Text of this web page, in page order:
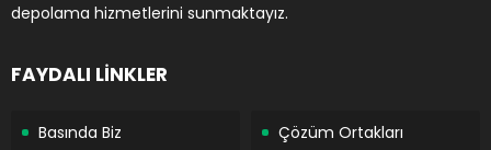
depolama hizmetlerini sunmaktayız.
FAYDALI LİNKLER
Basında Biz Çözüm Ortakları